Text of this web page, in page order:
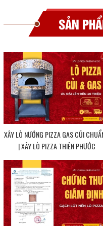
SẢN
XÂY LÒ NƯỚNG PIZZA GAS CỦI
| XÂY LÒ PIZZA THIÊN PHƯỚC